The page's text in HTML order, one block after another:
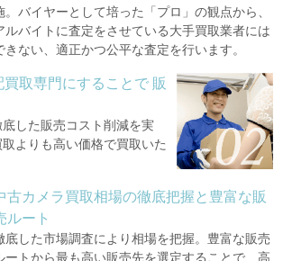
。バイヤーとして培った「プロ」の観点から、
ルバイトに査定をさせている大手買取業者には
きない、適正かつ公平な査定を行います。
取専門にすることで 販
した販売コスト削減を実
よりも高い価格で買取いた
古カメラ買取相場の徹底把握と豊富な販
ルート
底した市場調査により相場を把握。豊富な販売
ートから最も高い販売先を選定することで、高